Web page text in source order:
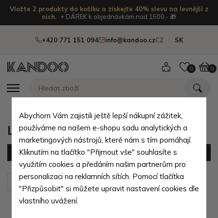
Vložte 2 produkty do košíku a získejte 40% slevu na levnější z
nich.
+ DÁREK k objednávkám nad 1500,- 🎁
+420 771 151 094 info@kandoo.czCZ SK
0 0
Luxusní dámské kabelky
Filtr (26 produktů)
Seřadit podle: Výchozí
Abychom Vám zajistili ještě lepší nákupní zážitek,
používáme na našem e-shopu sadu analytických a
marketingových nástrojů, které nám s tím pomáhají.
Kliknutím na tlačítko "Přijmout vše" souhlasíte s
využitím cookies a předáním našim partnerům pro
personalizaci na reklamních sítích. Pomocí tlačítka
"Přizpůsobit" si můžete upravit nastavení cookies dle
vlastního uvážení.